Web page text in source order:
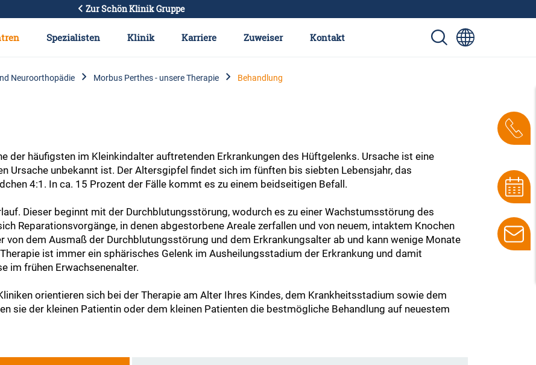
Zur Schön Klinik Gruppe
Spezialisten Klinik Karriere Zuweiser Kontakt
Neuroorthopädie Morbus Perthes - unsere Therapie Behandlung
der häufigsten im Kleinkindalter auftretenden Erkrankungen des Hüftgelenks. Ursache ist eine
Ursache unbekannt ist. Der Altersgipfel findet sich im fünften bis siebten Lebensjahr, das
4:1. In ca. 15 Prozent der Fälle kommt es zu einem beidseitigen Befall.
Dieser beginnt mit der Durchblutungsstörung, wodurch es zu einer Wachstumsstörung des
Reparationsvorgänge, in denen abgestorbene Areale zerfallen und von neuem, intaktem Knochen
von dem Ausmaß der Durchblutungsstörung und dem Erkrankungsalter ab und kann wenige Monate
ist immer ein sphärisches Gelenk im Ausheilungsstadium der Erkrankung und damit
im frühen Erwachsenenalter.
orientieren sich bei der Therapie am Alter Ihres Kindes, dem Krankheitsstadium sowie dem
sie der kleinen Patientin oder dem kleinen Patienten die bestmögliche Behandlung auf neuestem